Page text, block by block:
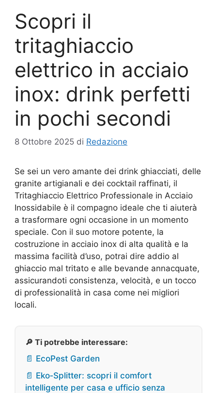
Scopri il
tritaghiaccio
elettrico in acciaio
inox: drink perfetti
in pochi secondi
8 Ottobre 2025 di Redazione
Se sei un vero amante dei drink ghiacciati, delle
granite artigianali e dei cocktail raffinati, il
Tritaghiaccio Elettrico Professionale in Acciaio
Inossidabile è il compagno ideale che ti aiuterà
a trasformare ogni occasione in un momento
speciale. Con il suo motore potente, la
costruzione in acciaio inox di alta qualità e la
massima facilità d’uso, potrai dire addio al
ghiaccio mal tritato e alle bevande annacquate,
assicurandoti consistenza, velocità, e un tocco
di professionalità in casa come nei migliori
locali.
🔎 Ti potrebbe interessare:
📄 EcoPest Garden
📄 Eko‑Splitter: scopri il comfort
intelligente per casa e ufficio senza